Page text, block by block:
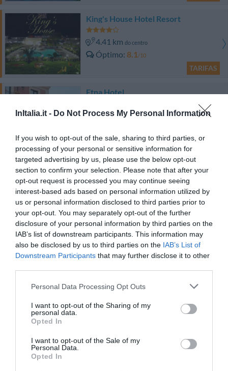
InItalia.it - Do Not Process My Personal Information
If you wish to opt-out of the sale, sharing to third parties, or
processing of your personal or sensitive information for
targeted advertising by us, please use the below opt-out
section to confirm your selection. Please note that after your
opt-out request is processed you may continue seeing
interest-based ads based on personal information utilized by
us or personal information disclosed to third parties prior to
your opt-out. You may separately opt-out of the further
disclosure of your personal information by third parties on the
IAB’s list of downstream participants. This information may
also be disclosed by us to third parties on the IAB’s List of
Downstream Participants that may further disclose it to other
Personal Data Processing Opt Outs
I want to opt-out of the Sharing of my
personal data.
Opted In
I want to opt-out of the Sale of my
Personal Data.
Opted In
King's House Hotel Resort
4.41 km do centro
Óptimo 8.1/10
TARIFAS
Etna Hotel
2.78 kmdo centro
TARIFAS
Villa San Leonardo
4.04 km
0 Comentários
TARIFAS
B&B CasAnsaldo
3.80 km
TARIFAS
Hotel La Terra dei Sogni
Excepcional